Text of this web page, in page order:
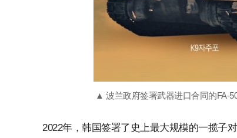
▲ 波兰政府签署武器进口合同的FA-
2022年，韩国签署了史上最大规模的一揽子